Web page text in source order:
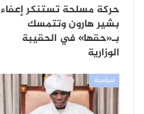
حركة مسلحة تستنكر إعفاء
بشير هارون وتتمسك
بـ«حقها» في الحقيبة
الوزارية
سياسية